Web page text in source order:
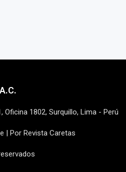
Oficina 1802, Surquillo, Lima - Perú
| Por Revista Caretas